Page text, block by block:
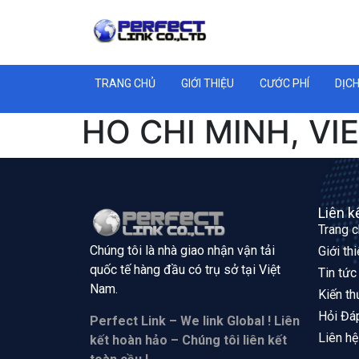
TRANG CHỦ GIỚI THIỆU CƯỚC PHÍ
HO CHI MINH,
Chúng tôi là nhà giao nhận vận tải
quốc tế hàng đầu có trụ sở tại Việt
Nam.
Perfect Link – We link Global ! Liên
kết hoàn hảo – Chúng tôi liên kết
Liên
Trang
Giới
Tin tức
Kiến
Hỏi
Liên hệ